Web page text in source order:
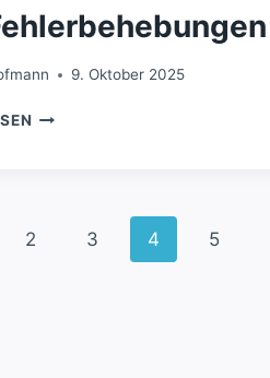
9. Oktober 2025
FREECAD
2 3 4 5